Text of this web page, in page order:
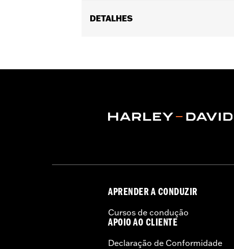
DETALHES
Installation Instructions
APRENDER A CONDUZIR
Cursos de condução
APOIO AO CLIENTE
Declaração de Conformidade